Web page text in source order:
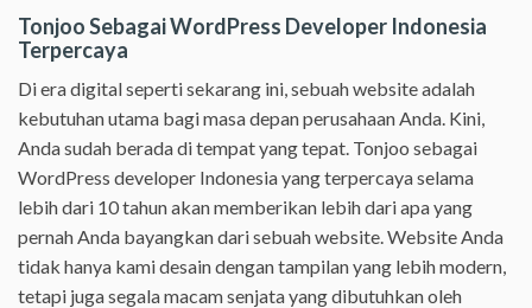
Tonjoo Sebagai WordPress Developer Indonesia
Terpercaya
Di era digital seperti sekarang ini, sebuah website adalah
kebutuhan utama bagi masa depan perusahaan Anda. Kini,
Anda sudah berada di tempat yang tepat. Tonjoo sebagai
WordPress developer Indonesia yang terpercaya selama
lebih dari 10 tahun akan memberikan lebih dari apa yang
pernah Anda bayangkan dari sebuah website. Website Anda
tidak hanya kami desain dengan tampilan yang lebih modern,
tetapi juga segala macam senjata yang dibutuhkan oleh